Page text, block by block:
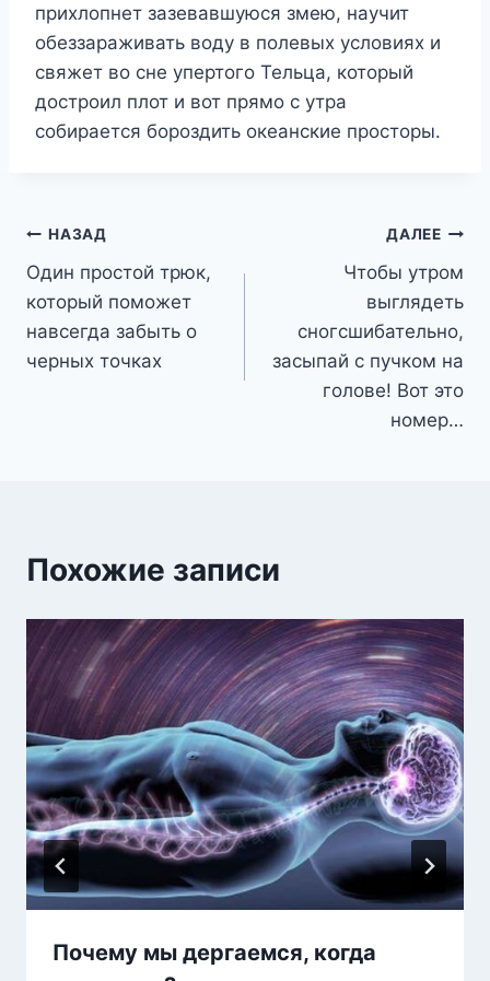
прихлопнет зазевавшуюся змею, научит
обеззараживать воду в полевых условиях и
свяжет во сне упертого Тельца, который
достроил плот и вот прямо с утра
собирается бороздить океанские просторы.
Навигация
по
записям
НАЗАД
Один простой трюк,
который поможет
навсегда забыть о
черных точках
ДАЛЕЕ
Чтобы утром
выглядеть
сногсшибательно,
засыпай с пучком на
голове! Вот это
номер…
Похожие записи
Почему мы дергаемся, когда